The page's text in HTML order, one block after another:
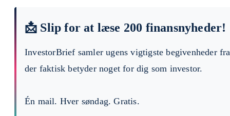
📩 Slip for at læse 200 finansnyheder!
InvestorBrief samler ugens vigtigste begivenheder
der faktisk betyder noget for dig som investor.
Én mail. Hver søndag. Gratis.